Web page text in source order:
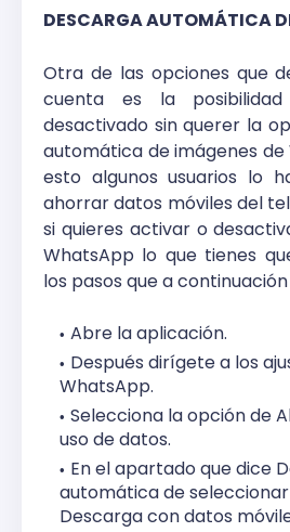
DESCARGA AUTOMÁTICA
Otra de las opciones que
cuenta es la
desactivado sin querer la
automática de imágenes
esto algunos usuarios lo
ahorrar datos móviles del
si quieres activar o
WhatsApp lo que tienes
los pasos que a
Abre la aplicación.
Después dirígete a los
WhatsApp.
Selecciona la opción de
uso de datos.
En el apartado que dice
automática de
Descarga con datos